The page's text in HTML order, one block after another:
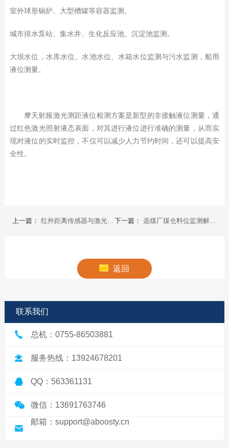
室外球形锅炉、大型槽罐等容器监测。
城市排水泵站、集水井、生化反应池、沉淀池监测。
大坝水位，水库水位、水池水位、水箱水位监测与污水监测，船用
液位测量。
摩天射频激光测距液位检测方案是新型的非接触液位测量，通
过红色激光照射液态表面，对其进行液位进行准确的测量，从而实
现对液位的实时监控，不仅可以减少人力节约时间，还可以提高安
全性。
上一篇： 红外距离传感器与激光测距传感器的区别? 下一篇： 选煤厂煤仓料位监测解决方案
返回
联系我们
总机：0755-86503881
服务热线：13924678201
QQ：563361131
微信：13691763746
邮箱：support@aboosty.cn